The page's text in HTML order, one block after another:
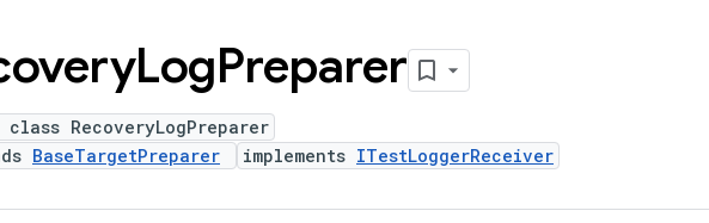
LogPreparer
RecoveryLogPreparer
BaseTargetPreparer implements ITestLoggerReceiver